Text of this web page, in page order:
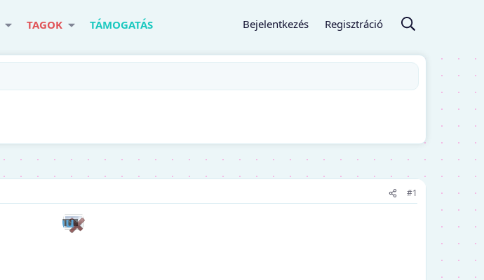
TAGOK TÁMOGATÁS Bejelentkezés Regisztráció
#1